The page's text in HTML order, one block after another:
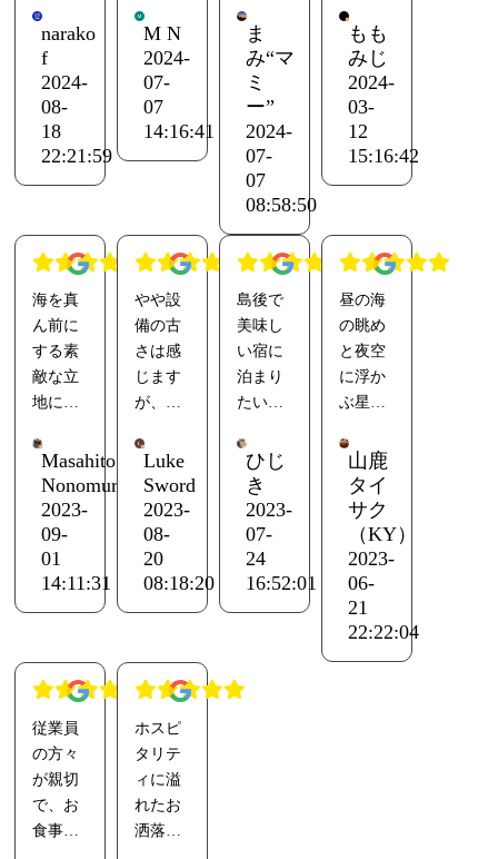
会話が
弾みま
した。
夜も星
がすご
く綺麗
で写真
ではう
れませ
んでし
たが、
ぜひ肉
眼で見
て欲し
いで
た隠岐
に行く
時は再
話にな
りたい
清潔感
があっ
て快適
そのも
ので
す。
島の観
ても大
切なイ
ンフラ
だと思
いま
す。
運営は
面もあ
るとは
思いま
末永く
営業を
りがた
い存在
です。
ありが
とう御
座いま
した。
た^_^
稼働し
てなか
ったの
がちょ
っと残
念。
で美味
しかっ
たです
し量も
まずま
ず、た
だ品が
て…割
烹料理
しら？
朝ごは
んは文
句なし
の品
数、ご
飯とお
じや
（もず
くが
ゆ？）
が選べ
ます
お部屋
たホテ
ルで
す。
決して
新しく
無く、
で、お
若い方
やお子
様は物
足りな
いかも
しれま
が、新
鮮な食
材を使
った美
味しい
お料
理、美
お酒、
心温ま
客、目
の前に
広がる
青い海
に、お
narako
f
2024-
08-
18
22:21:59
小さな
漁港の
先に立
地して
いて、
う雰囲
気を楽
しみた
い方に
はオス
スメで
す。
料理が
どれも
おいし
く、凝
って作
られて
るのが
ます。
観光セ
さんで
お聞き
する
と、非
常に職
M N
2024-
07-
07
14:16:41
切
ホテル
の方が
ずーと
親切に
つきっ
きりで
対応し
まし
た。料
理も美
味しい
し隠岐
島の宿
はこれ
ここに
決まり
です。
ま
み“マ
ミ
ー”
2024-
07-
07
08:58:50
も大浴
場も有
り綺麗
に清掃
されて
気持ち
もも
みじ
2024-
03-
12
15:16:42
海を真
ん前に
する素
敵な立
地にた
館。部
屋の窓
から、
コーヒ
ーが飲
めるロ
ら、と
景色は
素晴ら
しいご
馳走で
す。そ
Masahito
Nonomura
2023-
09-
01
14:11:31
やや設
備の古
さは感
じます
が、清
き届い
ていて
快適で
す。何
と言っ
ても食
岐の島
はの食
材が盛
り沢山
で、夕
食・朝
Luke
Sword
2023-
08-
20
08:18:20
島後で
美味し
い宿に
泊まり
たい
したお
宿。
泊まっ
た羽衣
荘さん
が想像
感想を
ひじ
き
2023-
07-
24
16:52:01
昼の海
の眺め
と夜空
に浮か
ぶ星た
高でし
た。食
事もこ
れまた
最高で
す。表
現が貧
しくて
歯痒い
山鹿
タイ
サク
（KY）
2023-
06-
21
22:22:04
従業員
の方々
が親切
で、お
食事も
ホスピ
タリテ
ィに溢
れたお
洒落な